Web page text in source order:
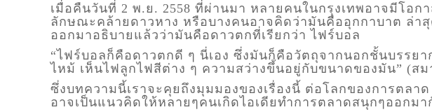
เมื่อคืนวันที่ 2 พ.ย. 2558 ที่ผ่านมา หลายคนในกรุงเทพอาจมีโอก
ลักษณะคล้ายดาวหาง หรือบางคนอาจคิดว่ามันคืออุกกาบาต ล่า
ออกมาอธิบายแล้วว่ามันคือดาวตกที่เรียกว่า ไฟร์บอล
“ไฟร์บอลก็คือดาวตกดี ๆ นี่เอง ซึ่งมันก็คือวัตถุจากนอกชั้นบรรยา
ไหม้ เห็นไฟลูกไฟสีต่าง ๆ ความสว่างขึ้นอยู่กับขนาดของมัน” (ส
ซึ่งบทความนี้เราจะคุยถึงมุมมองของเรื่องนี้ ต่อโลกของการตลา
อาจเป็นแนวคิดให้หลายๆคนเกิดไอเดียทำการตลาดสนุกๆออกมา